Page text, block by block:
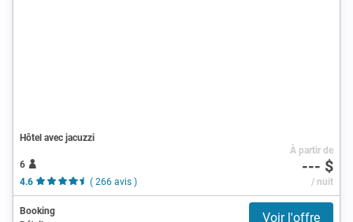
Hôtel avec jacuzzi
6
4.6
( 266 avis )
À partir de
--- $
/ nuit
Booking
Voir l'offre